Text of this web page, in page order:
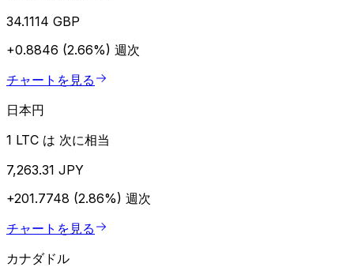
34.1114 GBP
+0.8846 (2.66%) 週次
チャートを見る
日本円
1 LTC は 次に相当
7,263.31 JPY
+201.7748 (2.86%) 週次
チャートを見る
カナダドル